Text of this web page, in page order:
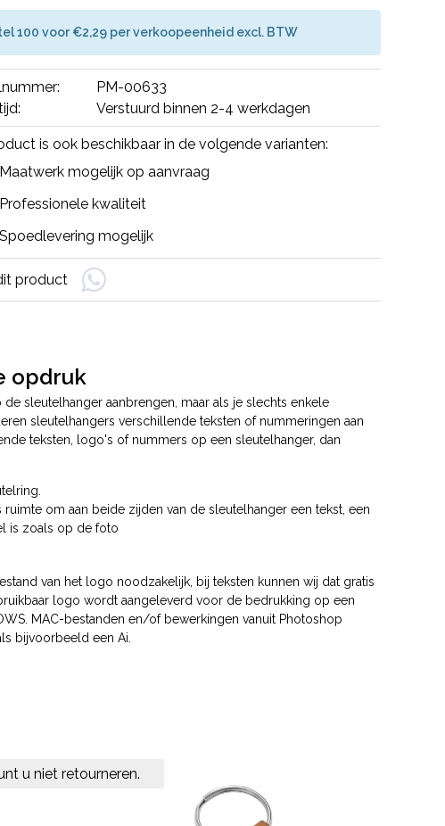
100 voor €2,29 per verkoopeenheid excl. BTW
PM-00633
Verstuurd binnen 2-4 werkdagen
is ook beschikbaar in de volgende varianten:
Maatwerk mogelijk op aanvraag
Professionele kwaliteit
Spoedlevering mogelijk
product
opdruk
sleutelhanger aanbrengen, maar als je slechts enkele
sleutelhangers verschillende teksten of nummeringen aan
teksten, logo's of nummers op een sleutelhanger, dan
om aan beide zijden van de sleutelhanger een tekst, een
is zoals op de foto
van het logo noodzakelijk, bij teksten kunnen wij dat gratis
logo wordt aangeleverd voor de bedrukking op een
MAC-bestanden en/of bewerkingen vanuit Photoshop
bijvoorbeeld een Ai.
u niet retourneren.